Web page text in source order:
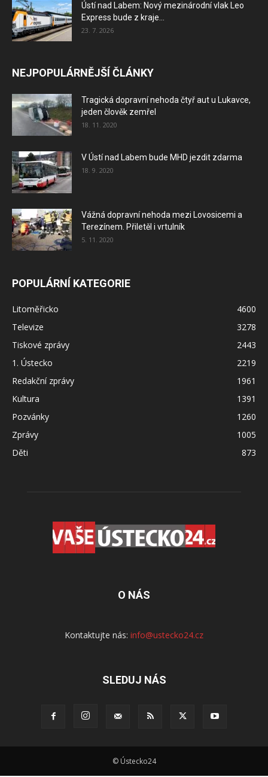
Ústí nad Labem: Nový mezinárodní vlak Leo
Express bude z kraje...
23. 7. 2026
NEJPOPULÁRNĚJŠÍ ČLÁNKY
Tragická dopravní nehoda čtyř aut u Lukavce,
jeden člověk zemřel
18. 11. 2020
V Ústí nad Labem bude MHD jezdit zdarma
18. 9. 2020
Vážná dopravní nehoda mezi Lovosicemi a
Terezínem. Přiletěl i vrtulník
5. 11. 2020
POPULÁRNÍ KATEGORIE
Litoměřicko
4600
Televize
3278
Tiskové zprávy
2443
1. Ústecko
2219
Redakční zprávy
1961
Kultura
1391
Pozvánky
1260
Zprávy
1005
Děti
873
O NÁS
Kontaktujte nás: info@ustecko24.cz
SLEDUJ NÁS
© Ústecko24